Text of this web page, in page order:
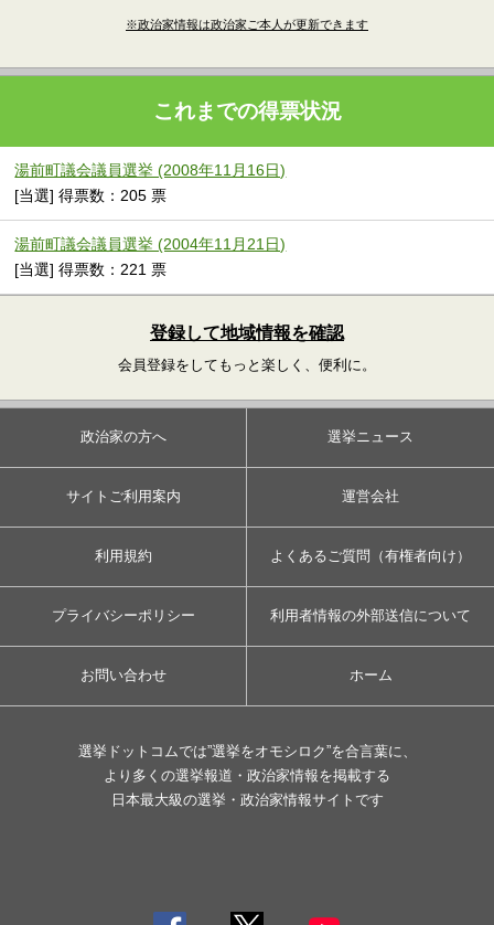
※政治家情報は政治家ご本人が更新できます
これまでの得票状況
湯前町議会議員選挙 (2008年11月16日)
[当選] 得票数：205 票
湯前町議会議員選挙 (2004年11月21日)
[当選] 得票数：221 票
登録して地域情報を確認
会員登録をしてもっと楽しく、便利に。
政治家の方へ 選挙ニュース
サイトご利用案内 運営会社
利用規約 よくあるご質問（有権者向け）
プライバシーポリシー 利用者情報の外部送信について
お問い合わせ ホーム
選挙ドットコムでは”選挙をオモシロク”を合言葉に、
より多くの選挙報道・政治家情報を掲載する
日本最大級の選挙・政治家情報サイトです